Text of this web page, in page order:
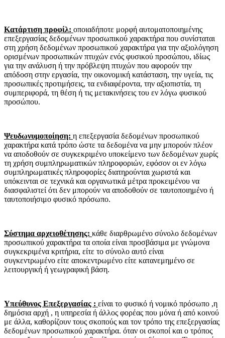
Κατάρτιση προφίλ: οποιαδήποτε μορφή αυτοματοποιημένης
επεξεργασίας δεδομένων προσωπικού χαρακτήρα που συνίσταται
στη χρήση δεδομένων προσωπικού χαρακτήρα για την αξιολόγηση
ορισμένων προσωπικών πτυχών ενός φυσικού προσώπου, ιδίως
για την ανάλυση ή την πρόβλεψη πτυχών που αφορούν την
απόδοση στην εργασία, την οικονομική κατάσταση, την υγεία, τις
προσωπικές προτιμήσεις, τα ενδιαφέροντα, την αξιοπιστία, τη
συμπεριφορά, τη θέση ή τις μετακινήσεις του εν λόγω φυσικού
προσώπου.
Ψευδωνυμοποίηση: η επεξεργασία δεδομένων προσωπικού
χαρακτήρα κατά τρόπο ώστε τα δεδομένα να μην μπορούν πλέον
να αποδοθούν σε συγκεκριμένο υποκείμενο των δεδομένων χωρίς
τη χρήση συμπληρωματικών πληροφοριών, εφόσον οι εν λόγω
συμπληρωματικές πληροφορίες διατηρούνται χωριστά και
υπόκεινται σε τεχνικά και οργανωτικά μέτρα προκειμένου να
διασφαλιστεί ότι δεν μπορούν να αποδοθούν σε ταυτοποιημένο ή
ταυτοποιήσιμο φυσικό πρόσωπο.
Σύστημα αρχειοθέτησης: κάθε διαρθρωμένο σύνολο δεδομένων
προσωπικού χαρακτήρα τα οποία είναι προσβάσιμα με γνώμονα
συγκεκριμένα κριτήρια, είτε το σύνολο αυτό είναι
συγκεντρωμένο είτε αποκεντρωμένο είτε κατανεμημένο σε
λειτουργική ή γεωγραφική βάση.
Υπεύθυνος Επεξεργασίας : είναι το φυσικό ή νομικό πρόσωπο ,η
δημόσια αρχή , η υπηρεσία ή άλλος φορέας που μόνα ή από κοινού
με άλλα, καθορίζουν τους σκοπούς και τον τρόπο της επεξεργασίας
δεδομένων προσωπικού χαρακτήρα. όταν οι σκοποί και ο τρόπος